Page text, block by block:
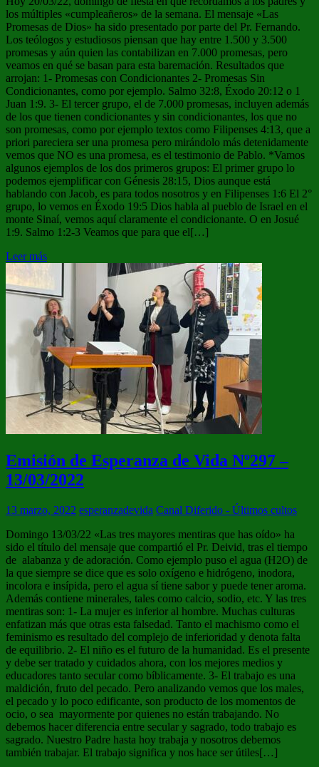
los múltiples «cumpleañeros» de la semana. El mensaje «Las
Promesas de Dios» ha sido presentado por parte del Pr. Fernando.
Los teólogos y estudiosos piensan que hay entre 1.500 y 3.500
promesas y aún quien las contabilizan en 7.000 promesas, pero
veamos en qué se basan para esta baremación. Resultados que
arrojan: 1- Promesas con Condicionantes 2- Promesas Sin
Condicionantes, como por ejemplo. Salmo 32:8, Éxodo 20:12 o 1
Juan 1:9. 3- El tercer grupo, el de 7.000 promesas, incluyen además
de los que tienen condicionantes y sin condicionantes, los que no
son promesas, como por ejemplo textos como Filipenses 4:13, que a
priori pareciera ser una promesa pero mirándolo más detenidamente
vemos que NO es una promesa, es el testimonio de Pablo. *Vamos
algunos ejemplos de los dos primeros grupos: El primer grupo lo
podemos ejemplificar con Génesis 28:15, Dios aunque está
hablando con Jacob, es para todos nosotros y en Filipenses 1:6 El 2°
grupo, lo vemos en Éxodo 19:5 Dios habla al pueblo de Israel en el
monte Sinaí, vemos aquí claramente el condicionante. O en Josué
1:9. Salmo 1:2-3 Veamos que para que el[…]
Leer más
Emisión de Esperanza de Vida Nº297 –
13/03/2022
13 marzo, 2022 esperanzadevida Canal Diferido - Últimos cultos
Domingo 13/03/22 «Las tres mayores mentiras que has oído» ha
sido el título del mensaje que compartió el Pr. Deivid, tras el tiempo
de alabanza y de adoración. Como ejemplo puso el agua (H2O) de
la que siempre se dice que es solo oxígeno e hidrógeno, inodora,
incolora e insípida, pero el agua sí tiene sabor y puede tener aroma.
Además contiene minerales, tales como calcio, sodio, etc. Y las tres
mentiras son: 1- La mujer es inferior al hombre. Muchas culturas
enfatizan más que otras esta falsedad. Tanto el machismo como el
feminismo es resultado del complejo de inferioridad y denota falta
de equilibrio. 2- El niño es el futuro de la humanidad. Es el presente
y debe ser tratado y cuidados ahora, con los mejores medios y
educadores tanto secular como bíblicamente. 3- El trabajo es una
maldición, fruto del pecado. Pero analizando vemos que los males,
el pecado y lo poco edificante, son producto de los momentos de
ocio, o sea mayormente por quienes no están trabajando. No
debemos hacer diferencia entre secular y sagrado, todo trabajo es
sagrado. Nuestro Padre hasta hoy trabaja y nosotros debemos
también trabajar. El trabajo significa y nos hace ser útiles[…]